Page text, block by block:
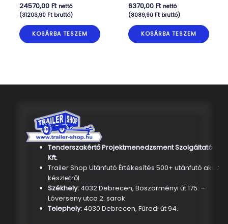
24570,00 Ft nettó
(31203,90 Ftbruttó)
KOSÁRBA TESZEM
6370,00 Ft nettó
(8089,90 Ftbruttó)
KOSÁRBA TESZEM
Tenderszakértő Projektmenedzsment Szolgáltató
Kft.
Trailer Shop Utánfutó Értékesítés 500+ utánfutó akár
készletről
Székhely: 4032 Debrecen, Böszörményi út 175. –
Lóverseny utca 2. sarok
Telephely:4030 Debrecen, Füredi út 94.